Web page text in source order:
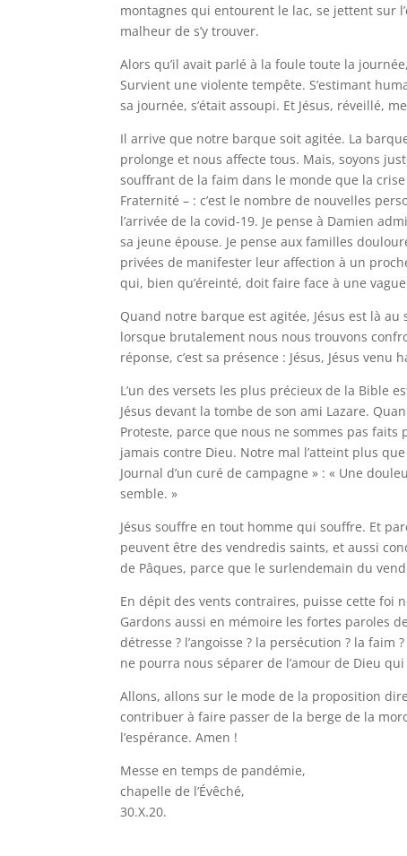
montagnes qui entourent le lac, se jettent sur
malheur de s’y trouver.
Alors qu’il avait parlé à la foule toute la
Survient une violente tempête. S’estimant
sa journée, s’était assoupi. Et Jésus, réveillé,
Il arrive que notre barque soit agitée. La
prolonge et nous affecte tous. Mais, soyons
souffrant de la faim dans le monde que la
Fraternité – : c’est le nombre de nouvelles
l’arrivée de la covid-19. Je pense à Damien
sa jeune épouse. Je pense aux familles
privées de manifester leur affection à un
qui, bien qu’éreinté, doit faire face à une
Quand notre barque est agitée, Jésus est là
lorsque brutalement nous nous trouvons
réponse, c’est sa présence : Jésus, Jésus
L’un des versets les plus précieux de la Bible
Jésus devant la tombe de son ami Lazare.
Proteste, parce que nous ne sommes pas
jamais contre Dieu. Notre mal l’atteint plus
Journal d’un curé de campagne » : « Une
semble. »
Jésus souffre en tout homme qui souffre. Et
peuvent être des vendredis saints, et aussi
de Pâques, parce que le surlendemain du
En dépit des vents contraires, puisse cette foi
Gardons aussi en mémoire les fortes paroles
détresse ? l’angoisse ? la persécution ? la faim
ne pourra nous séparer de l’amour de Dieu
Allons, allons sur le mode de la proposition
contribuer à faire passer de la berge de la
l’espérance. Amen !
Messe en temps de pandémie,
chapelle de l’Évêché,
30.X.20.